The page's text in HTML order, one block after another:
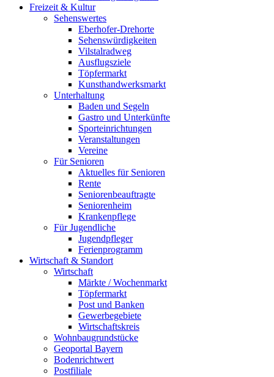
Freizeit & Kultur
Sehenswertes
Eberhofer-Drehorte
Sehenswürdigkeiten
Vilstalradweg
Ausflugsziele
Töpfermarkt
Kunsthandwerksmarkt
Unterhaltung
Baden und Segeln
Gastro und Unterkünfte
Sporteinrichtungen
Veranstaltungen
Vereine
Für Senioren
Aktuelles für Senioren
Rente
Seniorenbeauftragte
Seniorenheim
Krankenpflege
Für Jugendliche
Jugendpfleger
Ferienprogramm
Wirtschaft & Standort
Wirtschaft
Märkte / Wochenmarkt
Töpfermarkt
Post und Banken
Gewerbegebiete
Wirtschaftskreis
Wohnbaugrundstücke
Geoportal Bayern
Bodenrichtwert
Postfiliale